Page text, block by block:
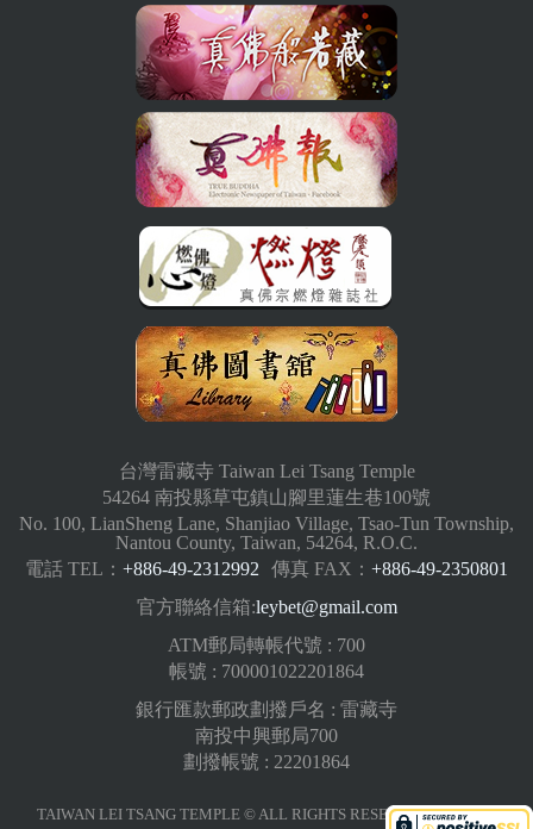
台灣雷藏寺 Taiwan Lei Tsang Temple
54264 南投縣草屯鎮山腳里蓮生巷100號
No. 100, LianSheng Lane, Shanjiao Village, Tsao-Tun Township,
Nantou County, Taiwan, 54264, R.O.C.
電話 TEL： +886-49-2312992 傳真 FAX： +886-49-2350801
官方聯絡信箱:leybet@gmail.com
ATM郵局轉帳代號 : 700
帳號 : 700001022201864
銀行匯款郵政劃撥戶名 : 雷藏寺
南投中興郵局700
劃撥帳號 : 22201864
TAIWAN LEI TSANG TEMPLE © ALL RIGHTS RESERVED.版權聲明